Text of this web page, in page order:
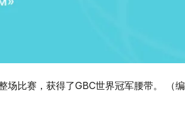
场比赛，获得了GBC世界冠军腰带。 （编